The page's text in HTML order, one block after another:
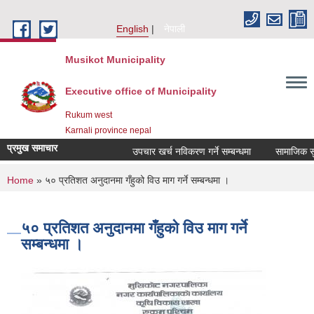
English
नेपाली
Musikot Municipality
Executive office of Municipality
Rukum west
Karnali province nepal
प्रमुख समाचार उपचार खर्च नविकरण गर्ने सम्बन्धमा
You are here
Home » ५० प्रतिशत अनुदानमा गँहुको विउ माग गर्ने सम्बन्धमा ।
५० प्रतिशत अनुदानमा गँहुको विउ माग गर्ने
सम्बन्धमा ।